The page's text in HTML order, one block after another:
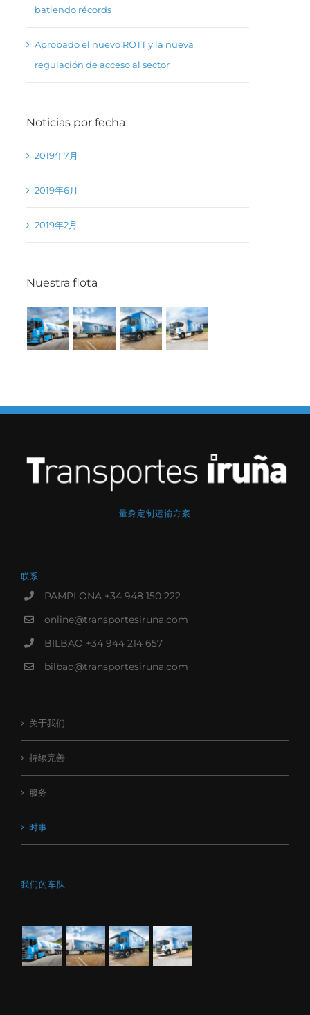
batiendo récords
Aprobado el nuevo ROTT y la nueva
regulación de acceso al sector
Noticias por fecha
2019年7月
2019年6月
2019年2月
Nuestra flota
量身定制运输方案
联系
PAMPLONA +34 948 150 222
online@transportesiruna.com
BILBAO +34 944 214 657
bilbao@transportesiruna.com
关于我们
持续完善
服务
时事
我们的车队